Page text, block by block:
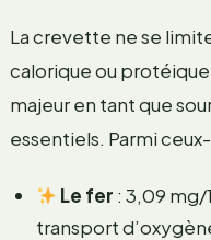
La crevette ne se
calorique ou
majeur en tant que
essentiels. Parmi
Le fer : 3,09
transport